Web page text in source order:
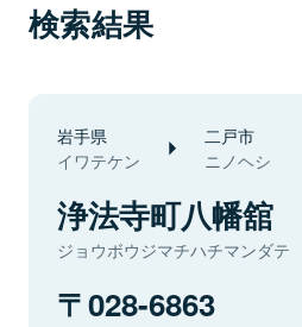
検索結果
岩手県
イワテケン
二戸市
ニノヘシ
浄法寺町八幡舘
ジョウボウジマチハチマンダテ
028-6863